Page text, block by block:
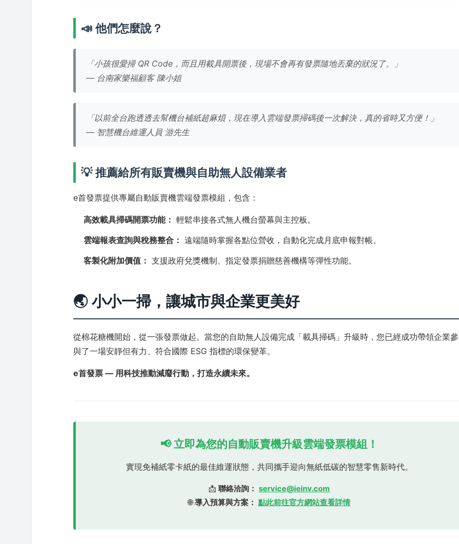
📣 他們怎麼說？
「小孩很愛掃 QR Code，而且用載具開票後，現場不會再有發票隨地丟棄的狀況了。」
— 台南家樂福顧客 陳小姐
「以前全台跑透透去幫機台補紙超麻煩，現在導入雲端發票掃碼後一次解決，真的省時又方便！」
— 智慧機台維運人員 游先生
💡 推薦給所有販賣機與自助無人設備業者
e首發票提供專屬自動販賣機雲端發票模組，包含：
高效載具掃碼開票功能： 輕鬆串接各式無人機台螢幕與主控板。
雲端報表查詢與稅務整合： 遠端隨時掌握各點位營收，自動化完成月底申報對帳。
客製化附加價值： 支援政府兌獎機制、指定發票捐贈慈善機構等彈性功能。
🌏 小小一掃，讓城市與企業更美好
從棉花糖機開始，從一張發票做起。當您的自助無人設備完成「載具掃碼」升級時，您已經成功帶領企業參
與了一場安靜但有力、符合國際 ESG 指標的環保變革。
e首發票 — 用科技推動減廢行動，打造永續未來。
📢 立即為您的自動販賣機升級雲端發票模組！
實現免補紙零卡紙的最佳維運狀態，共同攜手迎向無紙低碳的智慧零售新時代。
📩聯絡洽詢： service@ieinv.com
🌐導入預算與方案： 點此前往官方網站查看詳情